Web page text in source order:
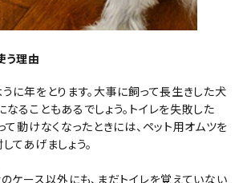
う理由
に年をとります。大事に飼って長生きした犬
ることもあるでしょう。トイレを失敗した
て動けなくなったときには、ペット用オムツを
てあげましょう。
ケース以外にも、まだトイレを覚えていない